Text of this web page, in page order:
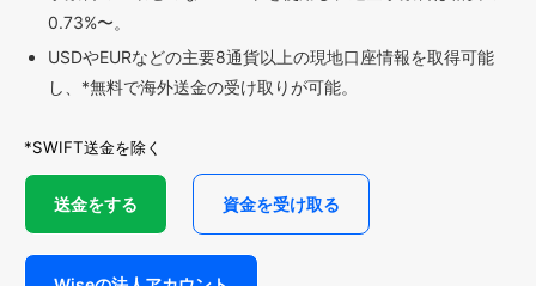
0.73%〜。
USDやEURなどの主要8通貨以上の現地口座情報を取得可能
し、*無料で海外送金の受け取りが可能。
*SWIFT送金を除く
送金をする 資金を受け取る